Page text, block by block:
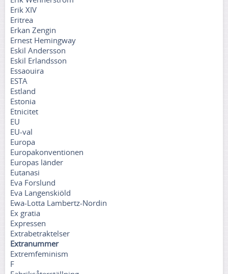
Erik XIV
Eritrea
Erkan Zengin
Ernest Hemingway
Eskil Andersson
Eskil Erlandsson
Essaouira
ESTA
Estland
Estonia
Etnicitet
EU
EU-val
Europa
Europakonventionen
Europas länder
Eutanasi
Eva Forslund
Eva Langenskiöld
Ewa-Lotta Lambertz-Nordin
Ex gratia
Expressen
Extrabetraktelser
Extranummer
Extremfeminism
F